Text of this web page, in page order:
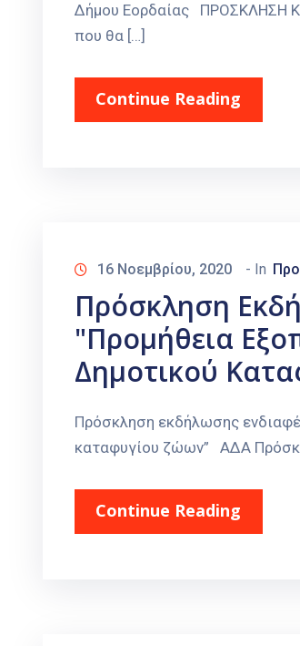
Δήμου Εορδαίας ΠΡΟΣΚΛΗΣΗ
που θα […]
Continue Reading
16 Νοεμβρίου, 2020 - In
Πρόσκληση
"Προμήθεια
Δημοτικού
Πρόσκληση εκδήλωσης
καταφυγίου ζώων” ΑΔΑ
Continue Reading